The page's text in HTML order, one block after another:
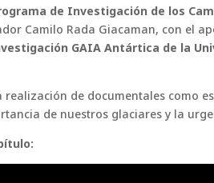
de Investigación de los
Camilo Rada Giacaman, con el
GAIA Antártica de la
de documentales como
de nuestros glaciares y la